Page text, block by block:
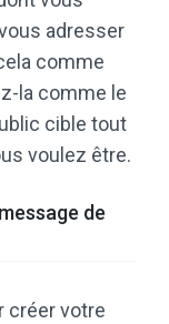
adresser
comme
la comme le
cible tout
voulez être.
de
créer votre